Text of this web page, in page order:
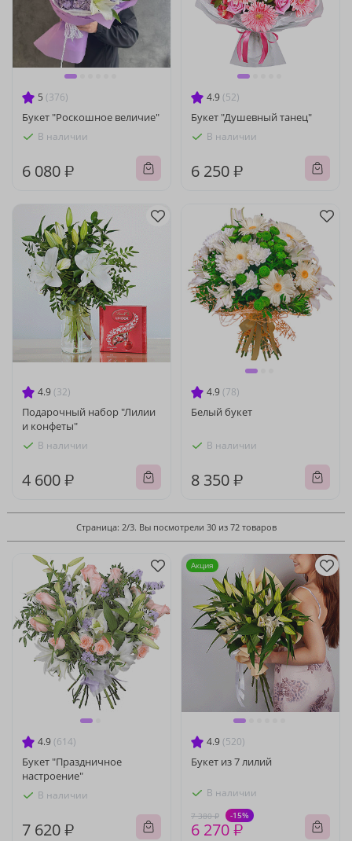
5 (376)
Букет "Роскошное величие"
В наличии
6 080 ₽
4.9 (52)
Букет "Душевный танец"
В наличии
6 250 ₽
4.9 (32)
Подарочный набор "Лилии
и конфеты"
В наличии
4 600 ₽
4.9 (78)
Белый букет
В наличии
8 350 ₽
Страница: 2/3. Вы посмотрели 30 из 72 товаров
4.9 (614)
Букет "Праздничное
настроение"
В наличии
7 620 ₽
4.9 (520)
Букет из 7 лилий
В наличии
7 380 ₽ -15%
6 270 ₽
Акция